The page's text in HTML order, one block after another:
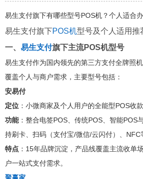
易生支付旗下有哪些型号POS机？个人适合
易生支付旗下POS机型号及个人适用推
一、 易生支付旗下主流POS机型号
易生支付作为国内领先的第三方支付全牌照
覆盖个人与商户需求，主要型号包括：
安易付
定位 ：小微商家及个人用户的全能型POS收款
功能：整合电签POS、传统POS、智能POS
持刷卡、扫码（支付宝/微信/云闪付）、NFC
特点 ：15年品牌沉淀，产品线覆盖主流收单
户一站式支付需求。